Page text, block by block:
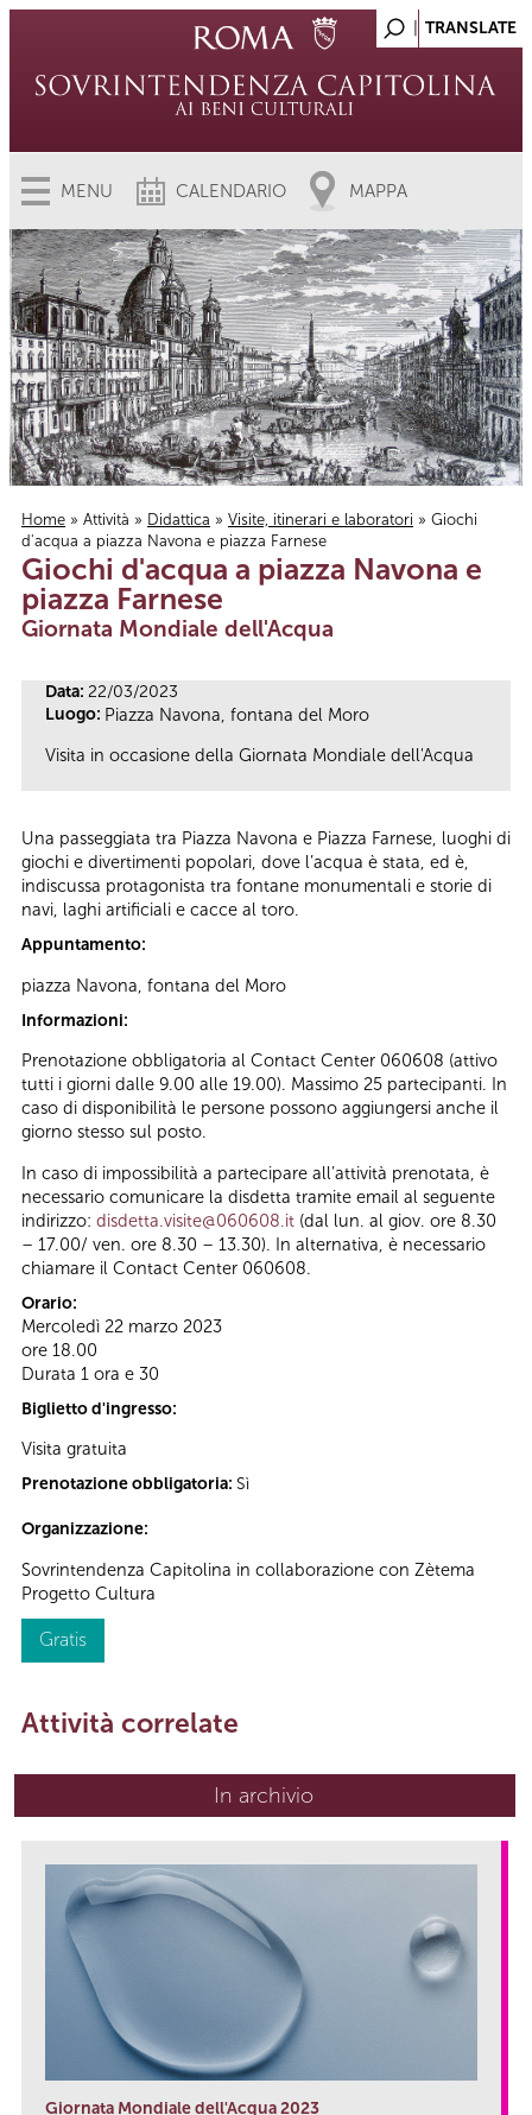
MENU CALENDARIO MAPPA
Tu sei qui
Home » Attività » Didattica » Visite, itinerari e laboratori » Giochi
d'acqua a piazza Navona e piazza Farnese
Giochi d'acqua a piazza Navona e
piazza Farnese
Giornata Mondiale dell'Acqua
Data: 22/03/2023
Luogo: Piazza Navona, fontana del Moro
Visita in occasione della Giornata Mondiale dell'Acqua
Una passeggiata tra Piazza Navona e Piazza Farnese, luoghi di
giochi e divertimenti popolari, dove l’acqua è stata, ed è,
indiscussa protagonista tra fontane monumentali e storie di
navi, laghi artificiali e cacce al toro.
Appuntamento:
piazza Navona, fontana del Moro
Informazioni:
Prenotazione obbligatoria al Contact Center 060608 (attivo
tutti i giorni dalle 9.00 alle 19.00). Massimo 25 partecipanti. In
caso di disponibilità le persone possono aggiungersi anche il
giorno stesso sul posto.
In caso di impossibilità a partecipare all’attività prenotata, è
necessario comunicare la disdetta tramite email al seguente
indirizzo: disdetta.visite@060608.it (dal lun. al giov. ore 8.30
– 17.00/ ven. ore 8.30 – 13.30). In alternativa, è necessario
chiamare il Contact Center 060608.
Orario:
Mercoledì 22 marzo 2023
ore 18.00
Durata 1 ora e 30
Biglietto d'ingresso:
Visita gratuita
Prenotazione obbligatoria: Sì
Organizzazione:
Sovrintendenza Capitolina in collaborazione con Zètema
Progetto Cultura
Gratis
Attività correlate
In archivio
Giornata Mondiale dell'Acqua 2023